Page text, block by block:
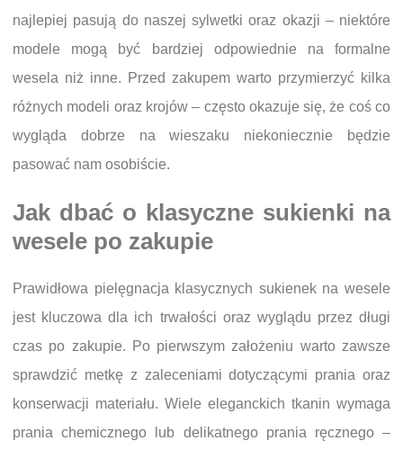
najlepiej pasują do naszej sylwetki oraz okazji – niektóre
modele mogą być bardziej odpowiednie na formalne
wesela niż inne. Przed zakupem warto przymierzyć kilka
różnych modeli oraz krojów – często okazuje się, że coś co
wygląda dobrze na wieszaku niekoniecznie będzie
pasować nam osobiście.
Jak dbać o klasyczne sukienki na
wesele po zakupie
Prawidłowa pielęgnacja klasycznych sukienek na wesele
jest kluczowa dla ich trwałości oraz wyglądu przez długi
czas po zakupie. Po pierwszym założeniu warto zawsze
sprawdzić metkę z zaleceniami dotyczącymi prania oraz
konserwacji materiału. Wiele eleganckich tkanin wymaga
prania chemicznego lub delikatnego prania ręcznego –